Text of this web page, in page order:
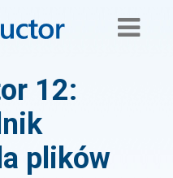
12:
plików